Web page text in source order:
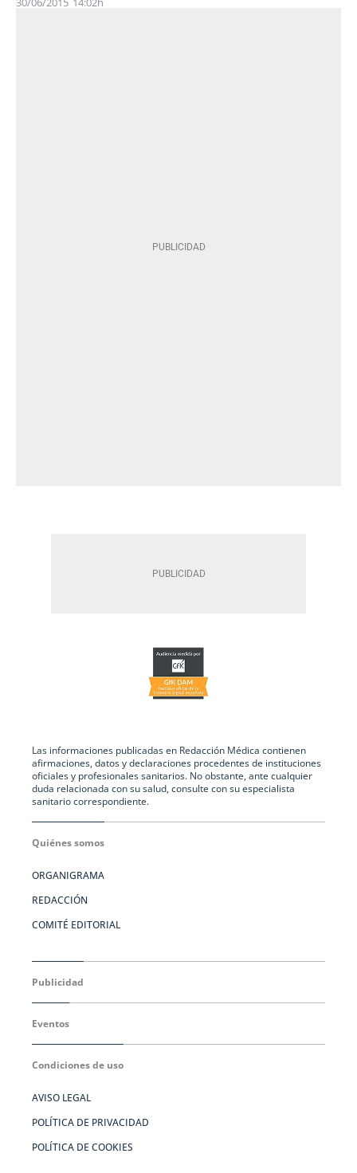
Las informaciones publicadas en Redacción Médica contienen
afirmaciones, datos y declaraciones procedentes de instituciones
oficiales y profesionales sanitarios. No obstante, ante cualquier
duda relacionada con su salud, consulte con su especialista
sanitario correspondiente.
Quiénes somos
ORGANIGRAMA
REDACCIÓN
COMITÉ EDITORIAL
Publicidad
Eventos
Condiciones de uso
AVISO LEGAL
POLÍTICA DE PRIVACIDAD
POLÍTICA DE COOKIES